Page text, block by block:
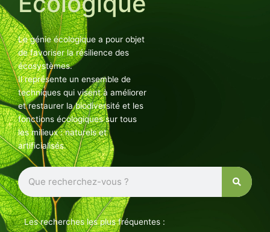
Le génie écologique a pour objet
de favoriser la résilience des
écosystèmes.
Il représente un ensemble de
techniques qui visent à améliorer
et restaurer la biodiversité et les
fonctions écologiques sur tous
les milieux : naturels et
artificialisés.
Rechercher
Les recherches les plus fréquentes :